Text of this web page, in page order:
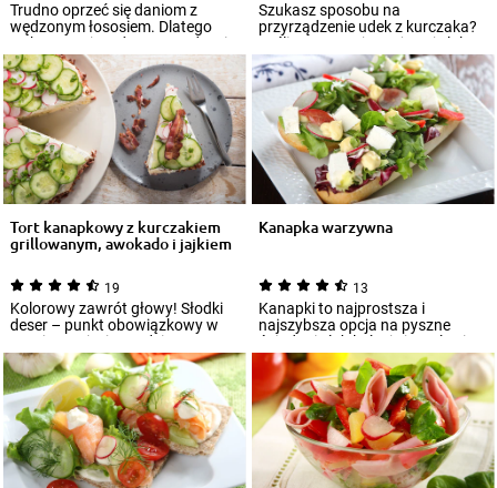
Trudno oprzeć się daniom z
wędzonym łososiem. Dlatego
wykorzystaj go do przyrządzenia
smacznej sa...
Szukasz sposobu na
przyrządzenie udek z kurczaka?
Jeśli zazwyczaj smażysz je lub
zapiekasz, sięgn...
Tort kanapkowy z kurczakiem
grillowanym, awokado i jajkiem
19
Kolorowy zawrót głowy! Słodki
deser – punkt obowiązkowy w
czasie przyjęcia urodzinowego –
zamieni...
Kanapka warzywna
13
Kanapki to najprostsza i
najszybsza opcja na pyszne
śniadanie lub kolację i wcale nie
muszą być n...